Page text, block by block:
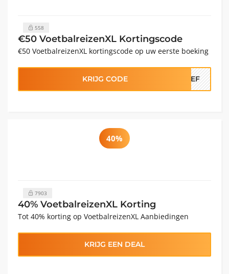
558
€50 VoetbalreizenXL Kortingscode
€50 VoetbalreizenXL kortingscode op uw eerste boeking
KRIJG CODE RIEF
40%
7903
40% VoetbalreizenXL Korting
Tot 40% korting op VoetbalreizenXL Aanbiedingen
KRIJG EEN DEAL